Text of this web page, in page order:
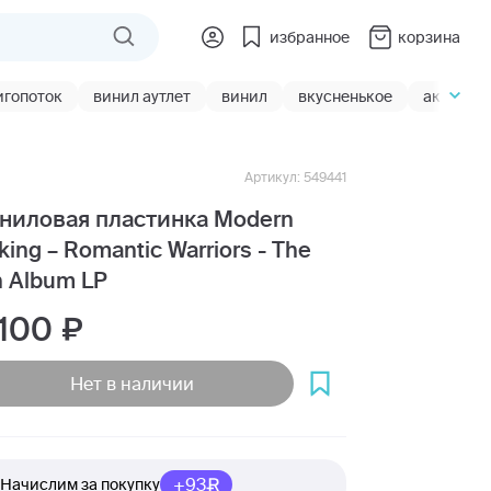
избранное корзина
винил аутлет винил вкусненькое акции
пластинка Modern
– Romantic Warriors - The
Album LP
Артикул: 549441
Нет в наличии
Начислим за покупку +93